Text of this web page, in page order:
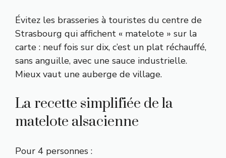
Évitez les brasseries à touristes du centre de
Strasbourg qui affichent « matelote » sur la
carte : neuf fois sur dix, c’est un plat réchauffé,
sans anguille, avec une sauce industrielle.
Mieux vaut une auberge de village.
La recette simplifiée de la
matelote alsacienne
Pour 4 personnes :